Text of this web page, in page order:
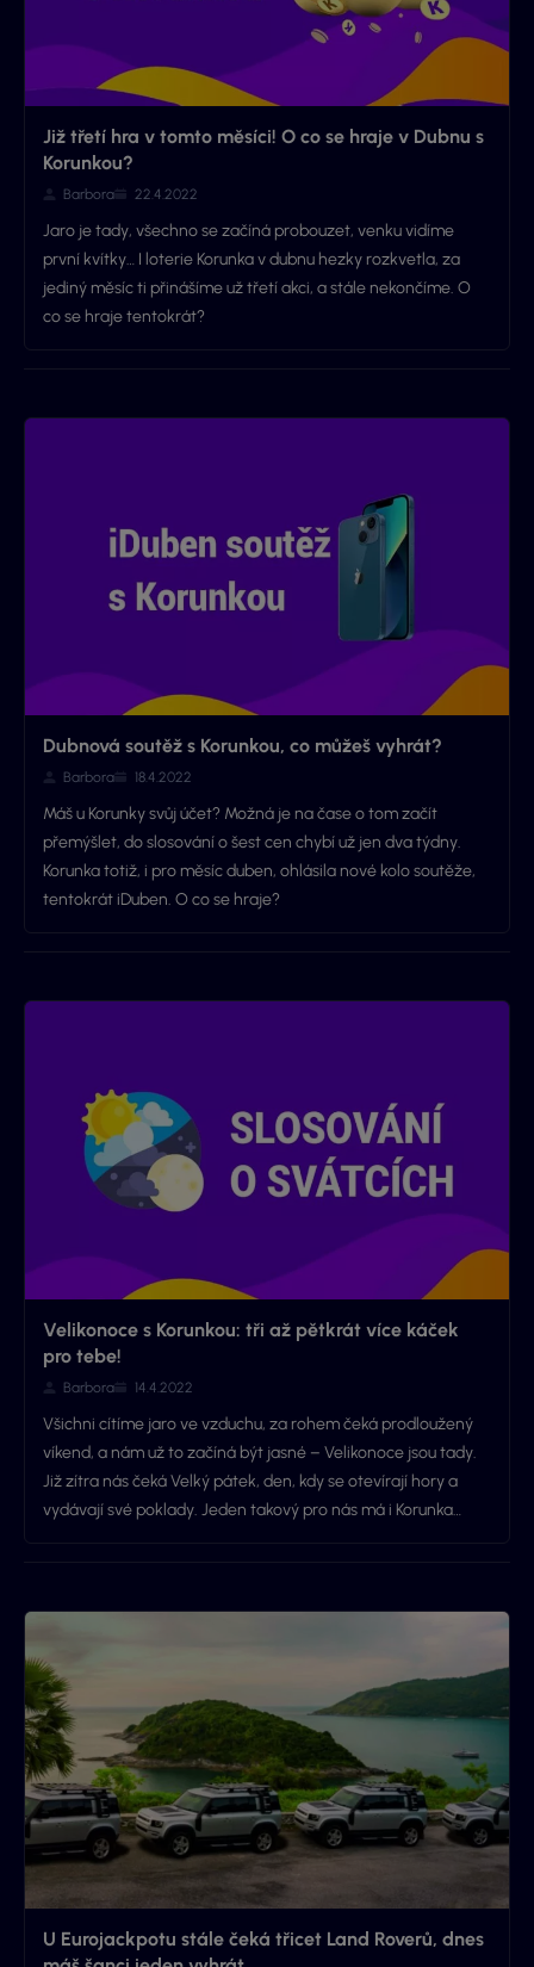
Již třetí hra v tomto měsíci! O co se hraje v Dubnu s
Korunkou?
Barbora 22.4.2022
Jaro je tady, všechno se začíná probouzet, venku vidíme
první kvítky… I loterie Korunka v dubnu hezky rozkvetla, za
jediný měsíc ti přinášíme už třetí akci, a stále nekončíme. O
co se hraje tentokrát?
Dubnová soutěž s Korunkou, co můžeš vyhrát?
Barbora 18.4.2022
Máš u Korunky svůj účet? Možná je na čase o tom začít
přemýšlet, do slosování o šest cen chybí už jen dva týdny.
Korunka totiž, i pro měsíc duben, ohlásila nové kolo soutěže,
tentokrát iDuben. O co se hraje?
Velikonoce s Korunkou: tři až pětkrát více káček
pro tebe!
Barbora 14.4.2022
Všichni cítíme jaro ve vzduchu, za rohem čeká prodloužený
víkend, a nám už to začíná být jasné – Velikonoce jsou tady.
Již zítra nás čeká Velký pátek, den, kdy se otevírají hory a
vydávají své poklady. Jeden takový pro nás má i Korunka…
U Eurojackpotu stále čeká třicet Land Roverů, dnes